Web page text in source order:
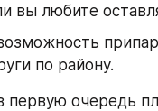
вы любите
по району.
очередь